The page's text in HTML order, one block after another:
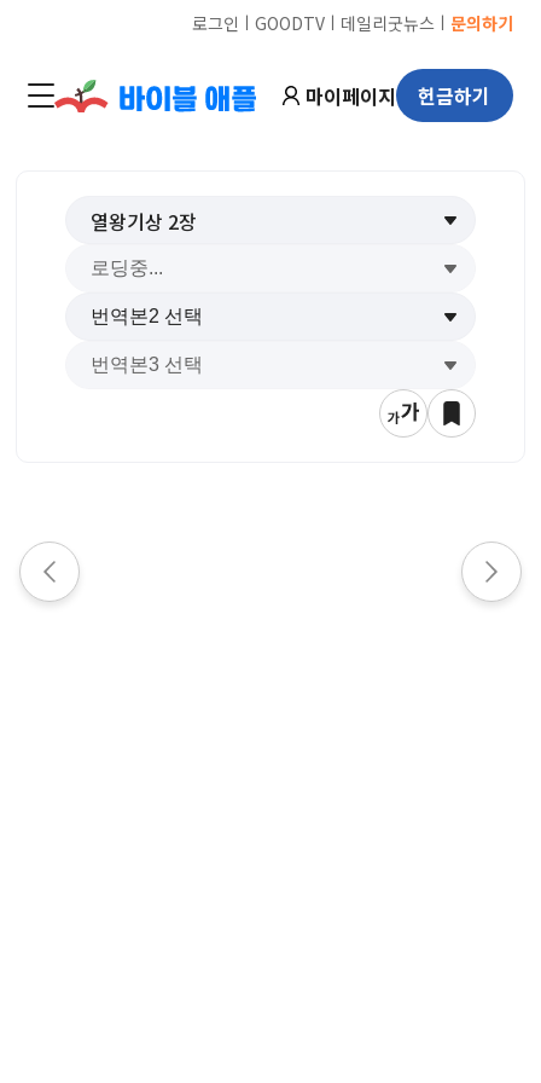
로그인 ㅣ GOODTVㅣ 데일리굿뉴스 ㅣ 문의하기
마이페이지 헌금하기
열왕기상 2장